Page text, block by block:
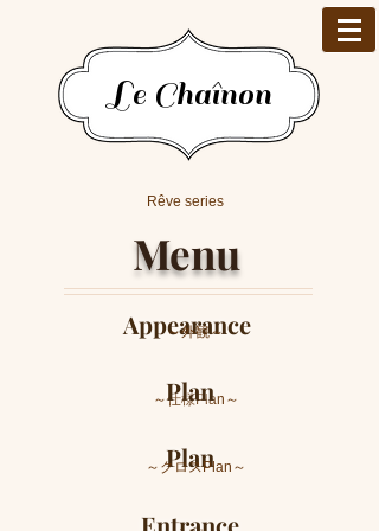
Le Chaînon
Menu
Rêve series
Appearance
～外観～
～仕様Plan～
Plan
Plan
～クロスPlan～
Entrance​​​​​​​​